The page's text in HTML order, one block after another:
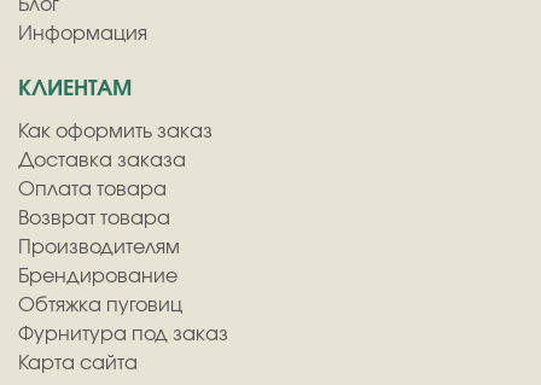
Блог
Информация
КЛИЕНТАМ
Как оформить заказ
Доставка заказа
Оплата товара
Возврат товара
Производителям
Брендирование
Обтяжка пуговиц
Фурнитура под заказ
Карта сайта